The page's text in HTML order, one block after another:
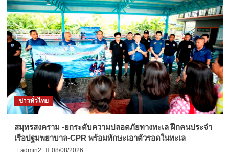
ข่าวทั่วไทย
สมุทรสงคราม -ยกระดับความปลอดภัยทางทะเล ฝึกคนประจำ
เรือปฐมพยาบาล-CPR พร้อมทักษะเอาตัวรอดในทะเล
admin2 08/08/2026